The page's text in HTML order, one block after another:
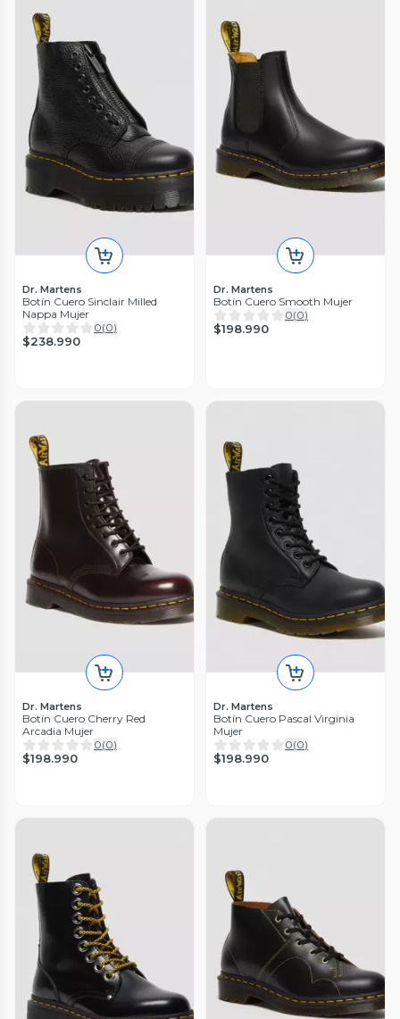
Dr. Martens
Botín Cuero Sinclair Milled
Nappa Mujer
0(0)
$238.990
Dr. Martens
Botín Cuero Smooth Mujer
0(0)
$198.990
Dr. Martens
Botín Cuero Cherry Red
Arcadia Mujer
0(0)
$198.990
Dr. Martens
Botín Cuero Pascal Virginia
Mujer
0(0)
$198.990